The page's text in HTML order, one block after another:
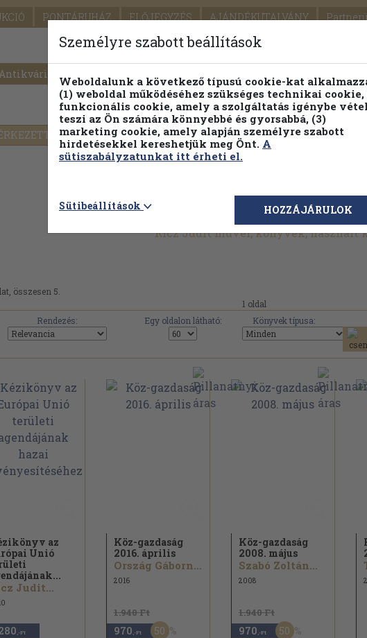
PONTÁRUHÁZ ELŐJEGYZÉS AJÁNDÉKUTALVÁNY
PILLANATNYI ÁRAINK FENNTARTHATÓ
Részletes kereső Témaköri fa
Ricz Judit művei, könyvek, használt
összesen 5.
1 oldal
Rendezés:
Egy oldalon látható: Könyvek típusa:
az
Unió
Judit...
,-Ft
Köz-gazdaság
2016. április
Ország Gáborné...
2016
1.940 Ft
970 ,-Ft 50
Köz-gazdaság
2008. május
Szabó Zoltán...
2008
1.940 Ft
970 ,-Ft 50
Személyre szabott beállítások
Weboldalunk a következő típusú cookie-kat
(1) weboldal működéséhez szükséges technikai cookie,
funkcionális cookie, amely a szolgáltatás igénybe
teszi az Ön számára könnyebbé és gyorsabbá, (3)
marketing cookie, amely alapján személyre szabott
hirdetésekkel kereshetjük meg Önt. A
sütiszabályzatunkat itt érheti el.
Sütibeállítások HOZZÁJÁRULOK